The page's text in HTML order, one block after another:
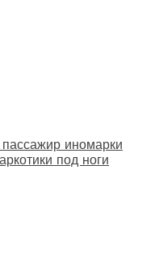
иномарки
под ноги